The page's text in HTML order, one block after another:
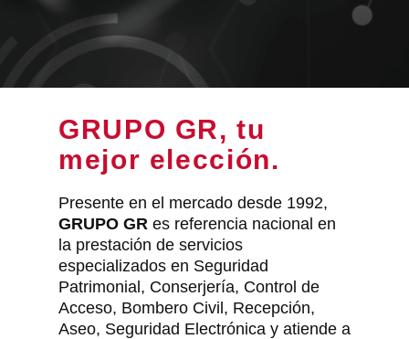
GRUPO GR, tu
mejor elección.
Presente en el mercado desde 1992,
GRUPO GR es referencia nacional en
la prestación de servicios
especializados en Seguridad
Patrimonial, Conserjería, Control de
Acceso, Bombero Civil, Recepción,
Aseo, Seguridad Electrónica y atiende a